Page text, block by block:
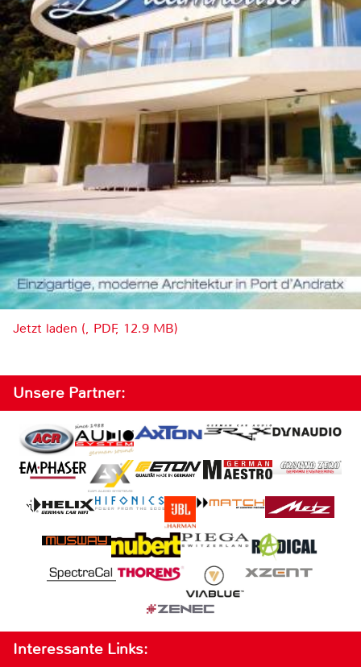
Jetzt laden (, PDF, 12.9 MB)
Unsere Partner:
Interessante Links: